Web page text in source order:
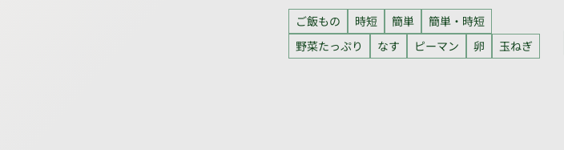
ご飯もの 時短 簡単
簡単・時短
野菜たっぷり
なす ピーマン 卵 玉ねぎ